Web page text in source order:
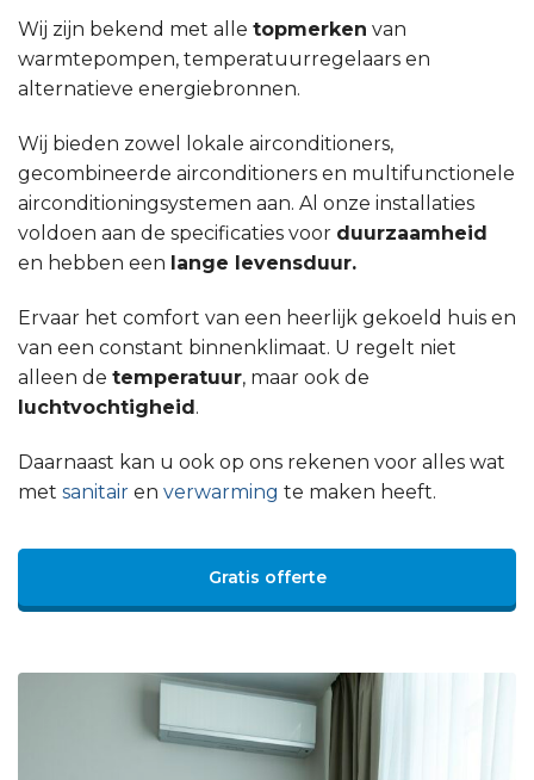
Wij zijn bekend met alle topmerken van
warmtepompen, temperatuurregelaars en
alternatieve energiebronnen.
Wij bieden zowel lokale airconditioners,
gecombineerde airconditioners en multifunctionele
airconditioningsystemen aan. Al onze installaties
voldoen aan de specificaties voor duurzaamheid
en hebben een lange levensduur.
Ervaar het comfort van een heerlijk gekoeld huis en
van een constant binnenklimaat. U regelt niet
alleen de temperatuur, maar ook de
luchtvochtigheid.
Daarnaast kan u ook op ons rekenen voor alles wat
met sanitair en verwarming te maken heeft.
Gratis offerte